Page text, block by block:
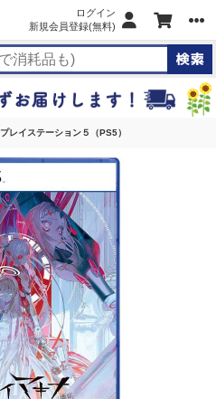
ログイン
新規会員登録(無料)
プレイステーション５（PS5）